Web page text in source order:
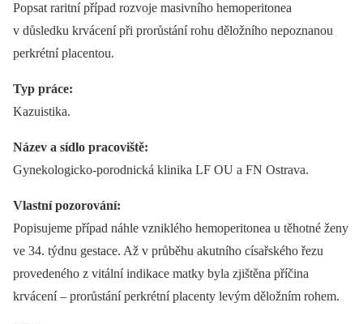
Popsat raritní případ rozvoje masivního hemoperitonea
v důsledku krvácení při prorůstání rohu děložního nepoznanou
perkrétní placentou.
Typ práce:
Kazuistika.
Název a sídlo pracoviště:
Gynekologicko-porodnická klinika LF OU a FN Ostrava.
Vlastní pozorování:
Popisujeme případ náhle vzniklého hemoperitonea u těhotné ženy
ve 34. týdnu gestace. Až v průběhu akutního císařského řezu
provedeného z vitální indikace matky byla zjištěna příčina
krvácení –⁠ prorůstání perkrétní placenty levým děložním rohem.